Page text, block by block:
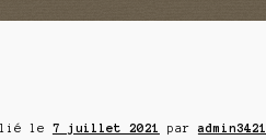
le 7 juillet 2021 paradmin3421